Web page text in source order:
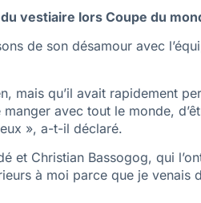
vestiaire lors Coupe du
de son désamour avec
mais qu’il avait rapidement
avec tout le monde,
», a-t-il déclaré.
Christian Bassogog, qui
à moi parce que je venais